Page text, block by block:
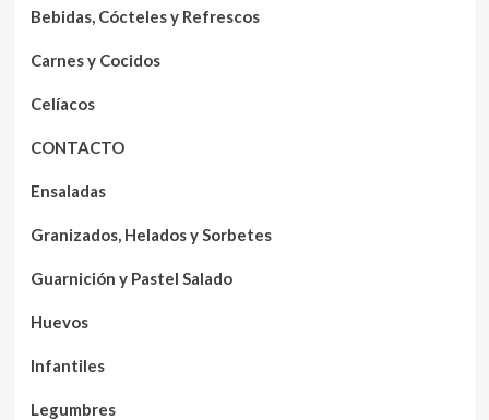
Bebidas, Cócteles y Refrescos
Carnes y Cocidos
Celíacos
CONTACTO
Ensaladas
Granizados, Helados y Sorbetes
Guarnición y Pastel Salado
Huevos
Infantiles
Legumbres